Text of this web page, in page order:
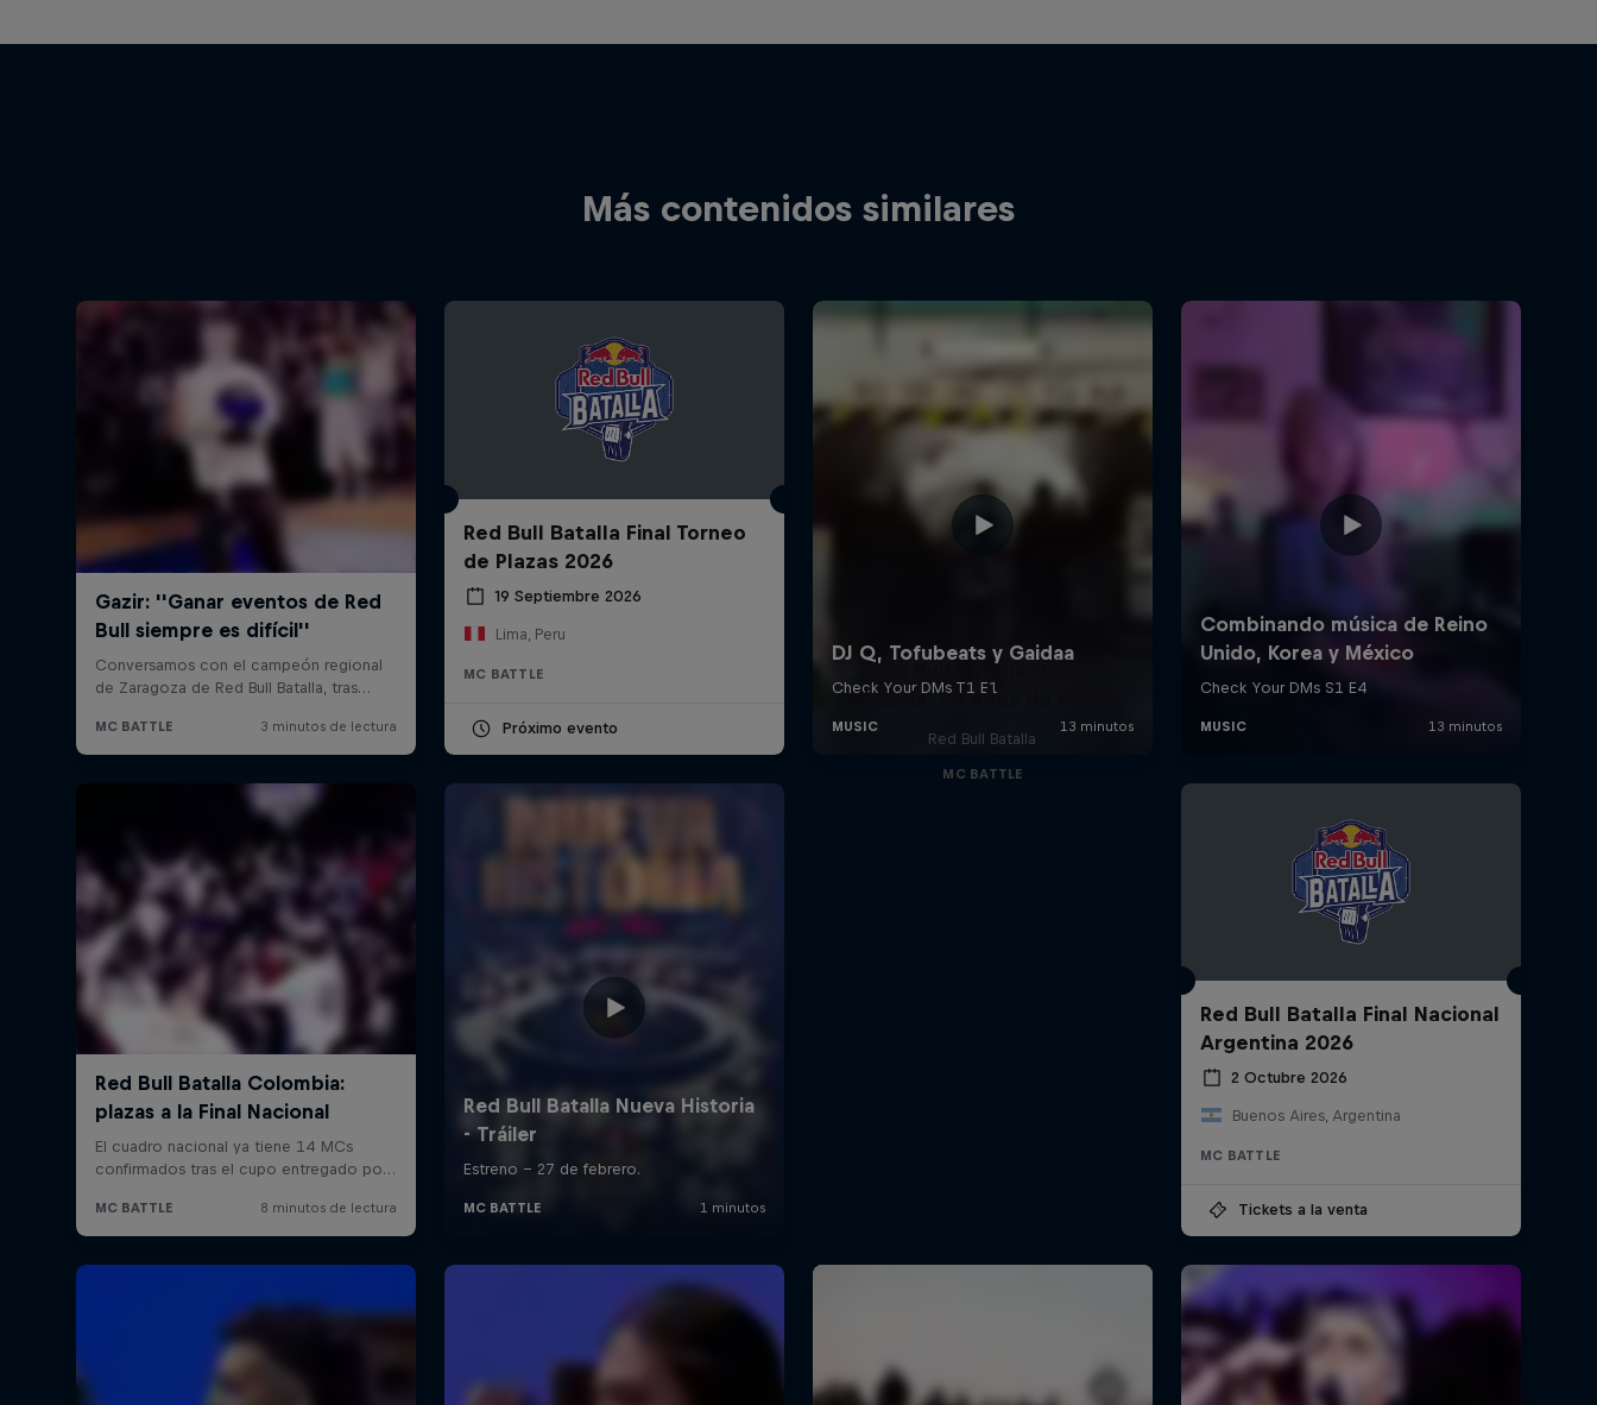
Más contenidos similares
Red Bull Batalla Final Torneo
de Plazas 2026
19 Septiembre 2026
Lima, Peru
MC BATTLE
Próximo evento
Red Bull Batalla Nueva
Historia: 20 Años de Rimas
Red Bull Batalla
MC BATTLE
Red Bull Batalla Final Nacional
Argentina 2026
2 Octubre 2026
Buenos Aires, Argentina
MC BATTLE
Tickets a la venta